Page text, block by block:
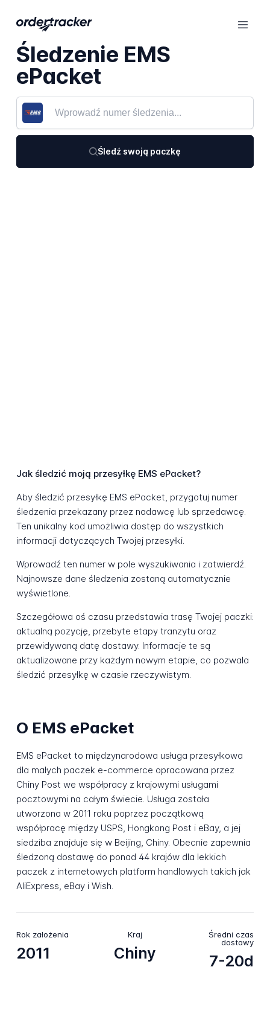
Śledzenie EMS
ePacket
Śledź swoją paczkę
Jak śledzić moją przesyłkę EMS ePacket?
Aby śledzić przesyłkę EMS ePacket, przygotuj numer
śledzenia przekazany przez nadawcę lub sprzedawcę.
Ten unikalny kod umożliwia dostęp do wszystkich
informacji dotyczących Twojej przesyłki.
Wprowadź ten numer w pole wyszukiwania i zatwierdź.
Najnowsze dane śledzenia zostaną automatycznie
wyświetlone.
Szczegółowa oś czasu przedstawia trasę Twojej paczki:
aktualną pozycję, przebyte etapy tranzytu oraz
przewidywaną datę dostawy. Informacje te są
aktualizowane przy każdym nowym etapie, co pozwala
śledzić przesyłkę w czasie rzeczywistym.
O EMS ePacket
EMS ePacket to międzynarodowa usługa przesyłkowa
dla małych paczek e-commerce opracowana przez
Chiny Post we współpracy z krajowymi usługami
pocztowymi na całym świecie. Usługa została
utworzona w 2011 roku poprzez początkową
współpracę między USPS, Hongkong Post i eBay, a jej
siedziba znajduje się w Beijing, Chiny. Obecnie zapewnia
śledzoną dostawę do ponad 44 krajów dla lekkich
paczek z internetowych platform handlowych takich jak
AliExpress, eBay i Wish.
Rok założenia
2011
Kraj
Chiny
Średni czas
dostawy
7-20d